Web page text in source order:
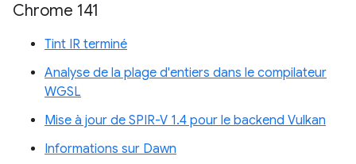
Chrome 141
Tint IR terminé
Analyse de la plage d'entiers dans le compilateur
WGSL
Mise à jour de SPIR-V 1.4 pour le backend Vulkan
Informations sur Dawn